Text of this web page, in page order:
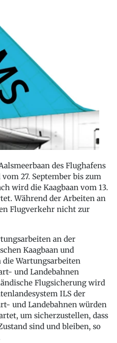
des Flughafens
27. September bis zum
wird die Kaagbaan vom 13.
Während der Arbeiten an
Flugverkehr nicht zur
an der
Kaagbaan und
die Wartungsarbeiten
und Landebahnen
Flugsicherung wird
ILS der
und Landebahnen würden
um sicherzustellen, dass
sind und bleiben, so